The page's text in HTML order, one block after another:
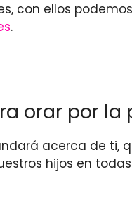
con ellos
.
orar por
acerca de ti,
hijos en